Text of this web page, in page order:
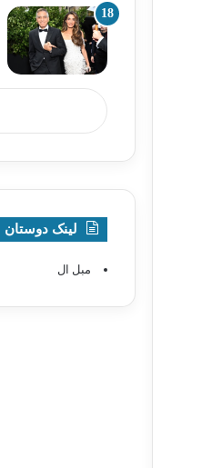
لینک دوستان
مبل ال